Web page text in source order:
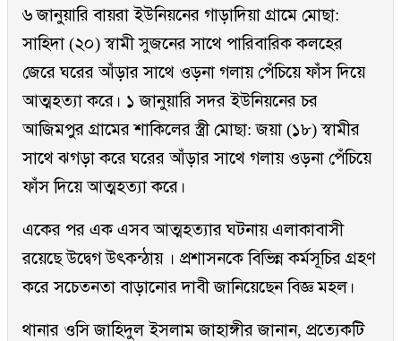
৬ জানুয়ারি বায়রা ইউনিয়নের গাড়াদিয়া গ্রামে মোছা:
সাহিদা (২০) স্বামী সুজনের সাথে পারিবারিক কলহের
জেরে ঘরের আঁড়ার সাথে ওড়না গলায় পেঁচিয়ে ফাঁস দিয়ে
আত্মহত্যা করে। ১ জানুয়ারি সদর ইউনিয়নের চর
আজিমপুর গ্রামের শাকিলের স্ত্রী মোছা: জয়া (১৮) স্বামীর
সাথে ঝগড়া করে ঘরের আঁড়ার সাথে গলায় ওড়না পেঁচিয়ে
ফাঁস দিয়ে আত্মহত্যা করে।
একের পর এক এসব আত্মহত্যার ঘটনায় এলাকাবাসী
রয়েছে উদ্বেগ উৎকন্ঠায় । প্রশাসনকে বিভিন্ন কর্মসূচির গ্রহণ
করে সচেতনতা বাড়ানোর দাবী জানিয়েছেন বিজ্ঞ মহল।
থানার ওসি জাহিদুল ইসলাম জাহাঙ্গীর জানান, প্রত্যেকটি